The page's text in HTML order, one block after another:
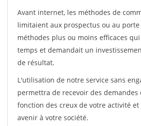
Avant internet, les méthodes de
limitaient aux prospectus ou au porte
méthodes plus ou moins efficaces
temps et demandait un
de résultat.
L'utilisation de notre service sans
permettra de recevoir des demandes
fonction des creux de votre activité
avenir à votre société.